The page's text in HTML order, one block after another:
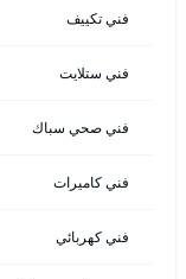
فني تكييف
فني ستلايت
فني صحي سباك
فني كاميرات
فني كهربائي